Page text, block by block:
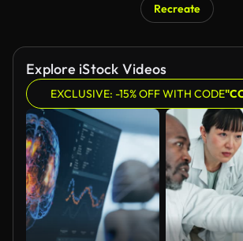
Recreate
Explore iStock Videos
EXCLUSIVE: -15% OFF WITH CODE